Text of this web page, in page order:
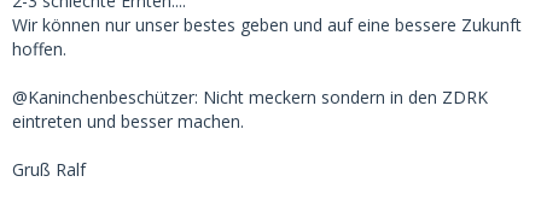
Wir können nur unser bestes geben und auf eine bessere Zukunft
hoffen.
@Kaninchenbeschützer: Nicht meckern sondern in den ZDRK
eintreten und besser machen.
Gruß Ralf